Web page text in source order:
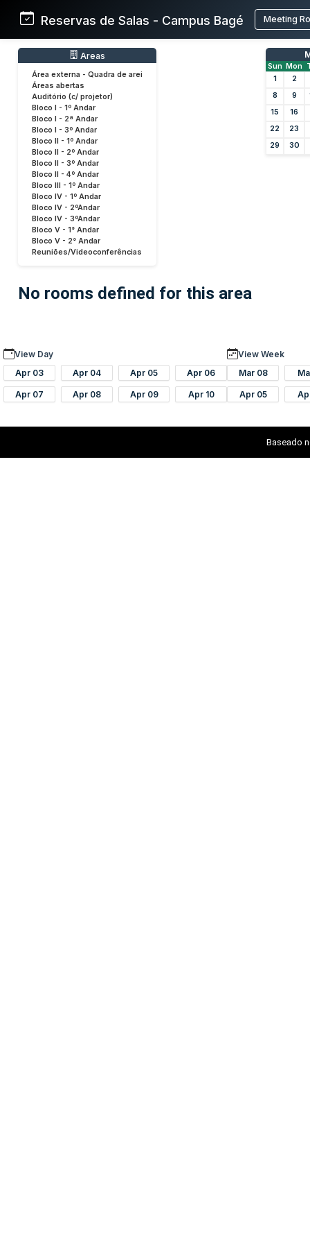
Reservas de Salas - Campus Bagé Meeting
Areas
Área externa - Quadra de arei
Áreas abertas
Auditório (c/ projetor)
Bloco I - 1º Andar
Bloco I - 2ª Andar
Bloco I - 3º Andar
Bloco II - 1º Andar
Bloco II - 2º Andar
Bloco II - 3º Andar
Bloco II - 4º Andar
Bloco III - 1º Andar
Bloco IV - 1º Andar
Bloco IV - 2ºAndar
Bloco IV - 3ºAndar
Bloco V - 1° Andar
Bloco V - 2° Andar
Reuniões/Videoconferências
Sun Mon
1
2
8
9
15
16
22
23
29
30
No rooms defined for this area
View Day
Apr 03
Apr 04 Apr 05 Apr 06
Apr 07 Apr 08 Apr 09 Apr 10
View Week
Mar 08
Apr 05
Baseado